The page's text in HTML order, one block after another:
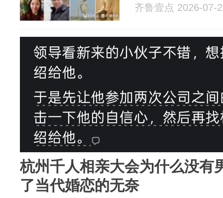
齐鲁壹点 2026-07-
杭州千人相亲大会为什么没有
了当代婚恋的无奈